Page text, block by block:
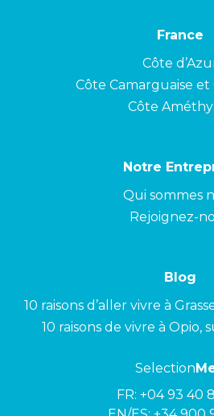
France
Côte
Côte Camarguaise
Côte
Notre
Qui sommes
Rejoignez-
Blog
10 raisons d’aller vivre à
10 raisons de vivre à Opio,
Selection
FR: +04 93 40